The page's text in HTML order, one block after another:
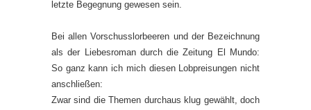
letzte Begegnung gewesen sein.
Bei allen Vorschusslorbeeren und der Bezeichnung
als der Liebesroman durch die Zeitung El Mundo:
So ganz kann ich mich diesen Lobpreisungen nicht
anschließen:
Zwar sind die Themen durchaus klug gewählt, doch